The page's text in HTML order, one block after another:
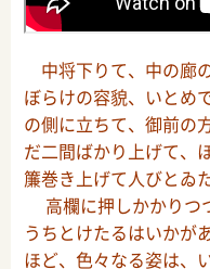
中将下りて、中の廊
ぼらけの容貌、いとめ
の側に立ちて、御前の
だ二間ばかり上げて、
簾巻き上げて人びとゐ
高欄に押しかかりつ
うちとけたるはいかが
ほど、色々なる姿は、